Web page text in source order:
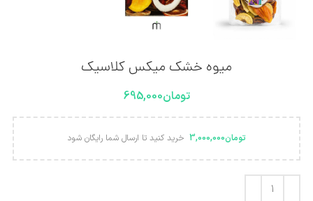
میوه خشک میکس کلاسیک
تومان695,000
تومان3,000,000 خرید کنید تا ارسال شما رایگان شود